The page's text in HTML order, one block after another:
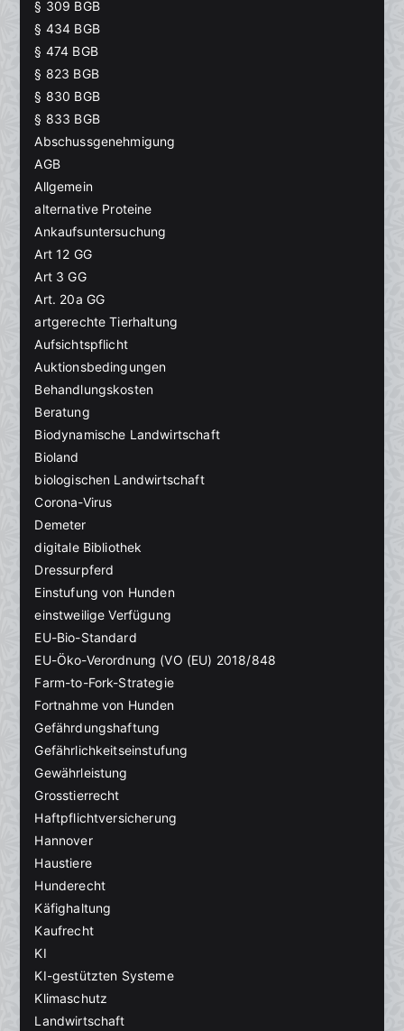
§ 309 BGB
§ 434 BGB
§ 474 BGB
§ 823 BGB
§ 830 BGB
§ 833 BGB
Abschussgenehmigung
AGB
Allgemein
alternative Proteine
Ankaufsuntersuchung
Art 12 GG
Art 3 GG
Art. 20a GG
artgerechte Tierhaltung
Aufsichtspflicht
Auktionsbedingungen
Behandlungskosten
Beratung
Biodynamische Landwirtschaft
Bioland
biologischen Landwirtschaft
Corona-Virus
Demeter
digitale Bibliothek
Dressurpferd
Einstufung von Hunden
einstweilige Verfügung
EU-Bio-Standard
EU-Öko-Verordnung (VO (EU) 2018/848
Farm-to-Fork-Strategie
Fortnahme von Hunden
Gefährdungshaftung
Gefährlichkeitseinstufung
Gewährleistung
Grosstierrecht
Haftpflichtversicherung
Hannover
Haustiere
Hunderecht
Käfighaltung
Kaufrecht
KI
KI-gestützten Systeme
Klimaschutz
Landwirtschaft